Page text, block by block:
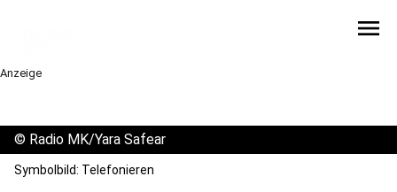
menu
Anzeige
© Radio MK/Yara Safear
Symbolbild: Telefonieren